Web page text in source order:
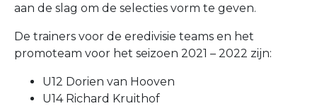
aan de slag om de selecties vorm te geven.
De trainers voor de eredivisie teams en het
promoteam voor het seizoen 2021 – 2022 zijn:
U12 Dorien van Hooven
U14 Richard Kruithof